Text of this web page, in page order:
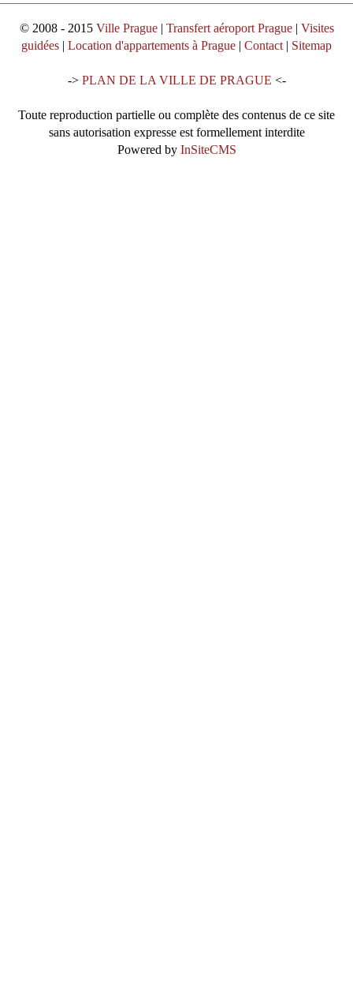
© 2008 - 2015 Ville Prague| Transfert aéroport Prague| Visites
guidées | Location d'appartements à Prague | Contact | Sitemap
-> PLAN DE LA VILLE DE PRAGUE <-
Toute reproduction partielle ou complète des contenus de ce site
sans autorisation expresse est formellement interdite
Powered by InSiteCMS